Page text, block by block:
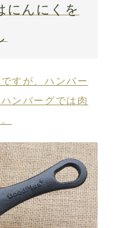
にんにくを
すが、ハンバー
ンバーグでは肉